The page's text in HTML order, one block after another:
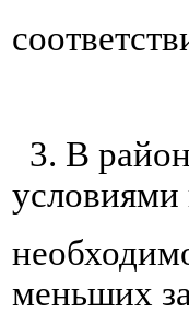
3. В
условиями
меньших